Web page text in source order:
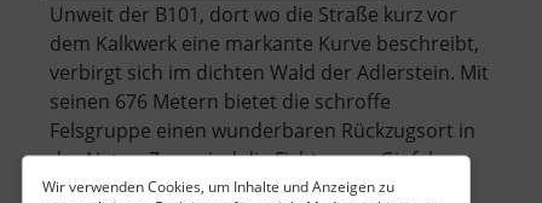
Wir verwenden Cookies, um Inhalte und Anzeigen zu
Unweit der B101, dort wo die Straße kurz vor
dem Kalkwerk eine markante Kurve beschreibt,
verbirgt sich im dichten Wald der Adlerstein. Mit
seinen 676 Metern bietet die schroffe
Felsgruppe einen wunderbaren Rückzugsort in
der Natur. Zwar sind die Fichten am Gipfel
mittlerweile so hoch gewachsen, das.. »